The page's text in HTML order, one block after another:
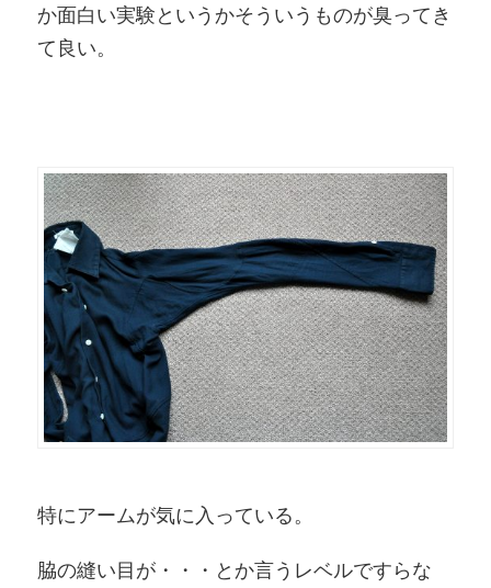
か面白い実験というかそういうものが臭ってき
て良い。
特にアームが気に入っている。
脇の縫い目が・・・とか言うレベルですらな